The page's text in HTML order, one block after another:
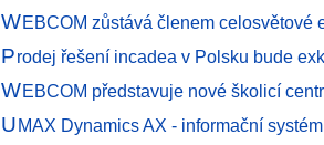
WEBCOM zůstává členem celosvětové
Prodej řešení incadea v Polsku bude
WEBCOM představuje nové školicí
UMAX Dynamics AX - informační